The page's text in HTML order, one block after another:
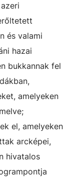
és valami
hazai
bukkannak fel
amelyeken
el, amelyeken
arcképei,
hivatalos